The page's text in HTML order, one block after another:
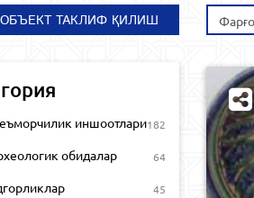
ТАКЛИФ ҚИЛИШ
иншоотлари182
обидалар 64
45